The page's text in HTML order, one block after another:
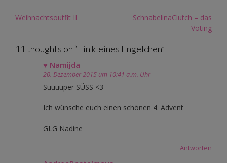
Post
Weihnachtsoutfit II
SchnabelinaClutch – das
Voting
11 thoughts on “Ein kleines Engelchen”
♥ Namijda
20. Dezember 2015 um 10:41 a.m. Uhr
Suuuuper SÜSS <3
Ich wünsche euch einen schönen 4. Advent
GLG Nadine
Antworten